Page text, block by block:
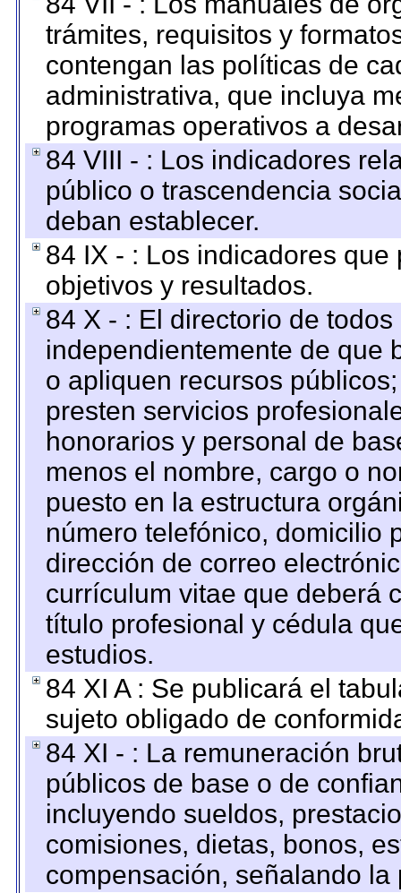
trámites, requisitos y
contengan las políticas de
administrativa, que incluya
programas operativos a
84 VIII - : Los indicadores
público o trascendencia
deban establecer.
84 IX - : Los indicadores
objetivos y resultados.
84 X - : El directorio de
independientemente de que
o apliquen recursos
presten servicios
honorarios y personal de
menos el nombre, cargo o
puesto en la estructura
número telefónico, domicilio
dirección de correo
currículum vitae que deberá
título profesional y cédula
estudios.
84 XI A : Se publicará el
sujeto obligado de
84 XI - : La remuneración
públicos de base o de
incluyendo sueldos,
comisiones, dietas, bonos,
compensación, señalando